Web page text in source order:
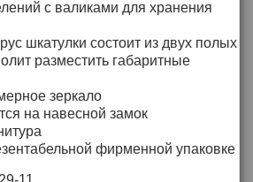
крышки имеется зеркало
хранения колец
с валиками для хранения
шкатулки состоит из двух полых
разместить габаритные
зеркало
на навесной замок
фирменной упаковке